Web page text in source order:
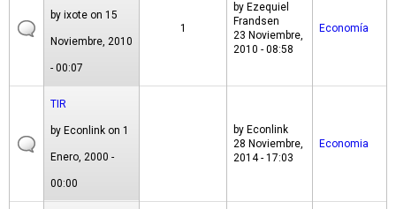
by ixote on 15
Noviembre, 2010
- 00:07
1
by Ezequiel
Frandsen
23 Noviembre,
2010 - 08:58
Economía
TIR
by Econlink on 1
Enero, 2000 -
00:00
by Econlink
28 Noviembre,
2014 - 17:03
Economia